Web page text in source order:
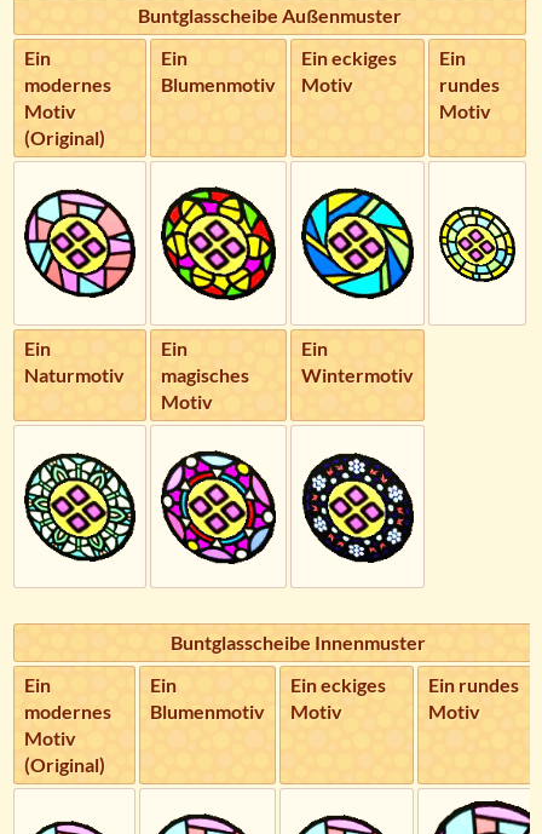
Buntglasscheibe Außenmuster
Ein
modernes
Motiv
(Original)
Ein
Blumenmotiv
Ein eckiges
Motiv
Ein
rundes
Motiv
Ein
Naturmotiv
Ein
magisches
Motiv
Ein
Wintermotiv
Buntglasscheibe Innenmuster
Ein
modernes
Motiv
(Original)
Ein
Blumenmotiv
Ein eckiges
Motiv
Ein rundes
Motiv